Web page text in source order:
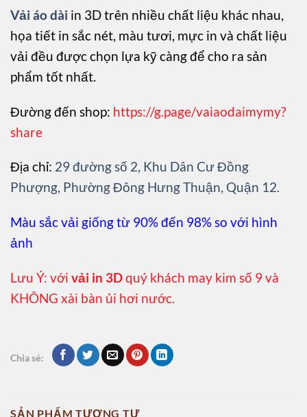
Vải áo dài in 3D trên nhiều chất liệu khác nhau,
họa tiết in sắc nét, màu tươi, mực in và chất liệu
vải đều được chọn lựa kỹ càng để cho ra sản
phẩm tốt nhất.
Đường đến shop: https://g.page/vaiaodaimymy?
share
Địa chỉ: 29 đường số 2, Khu Dân Cư Đồng
Phượng, Phường Đông Hưng Thuận, Quận 12.
Màu sắc vải giống từ 90% đến 98% so với hình
ảnh
Lưu Ý: với vải in 3Dquý khách may kim số 9 và
KHÔNG xài bàn ủi hơi nước.
Chia sẻ:
SẢN PHẨM TƯƠNG TỰ